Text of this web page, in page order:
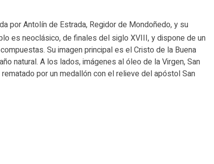
por Antolín de Estrada, Regidor de Mondoñedo, y su
es neoclásico, de finales del siglo XVIII, y dispone de un
Su imagen principal es el Cristo de la Buena
natural. A los lados, imágenes al óleo de la Virgen, San
por un medallón con el relieve del apóstol San